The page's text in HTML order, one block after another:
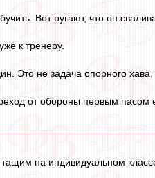
Вот ругают, что он
к тренеру.
Это не задача опорного
от обороны первым пасом
на индивидуальном